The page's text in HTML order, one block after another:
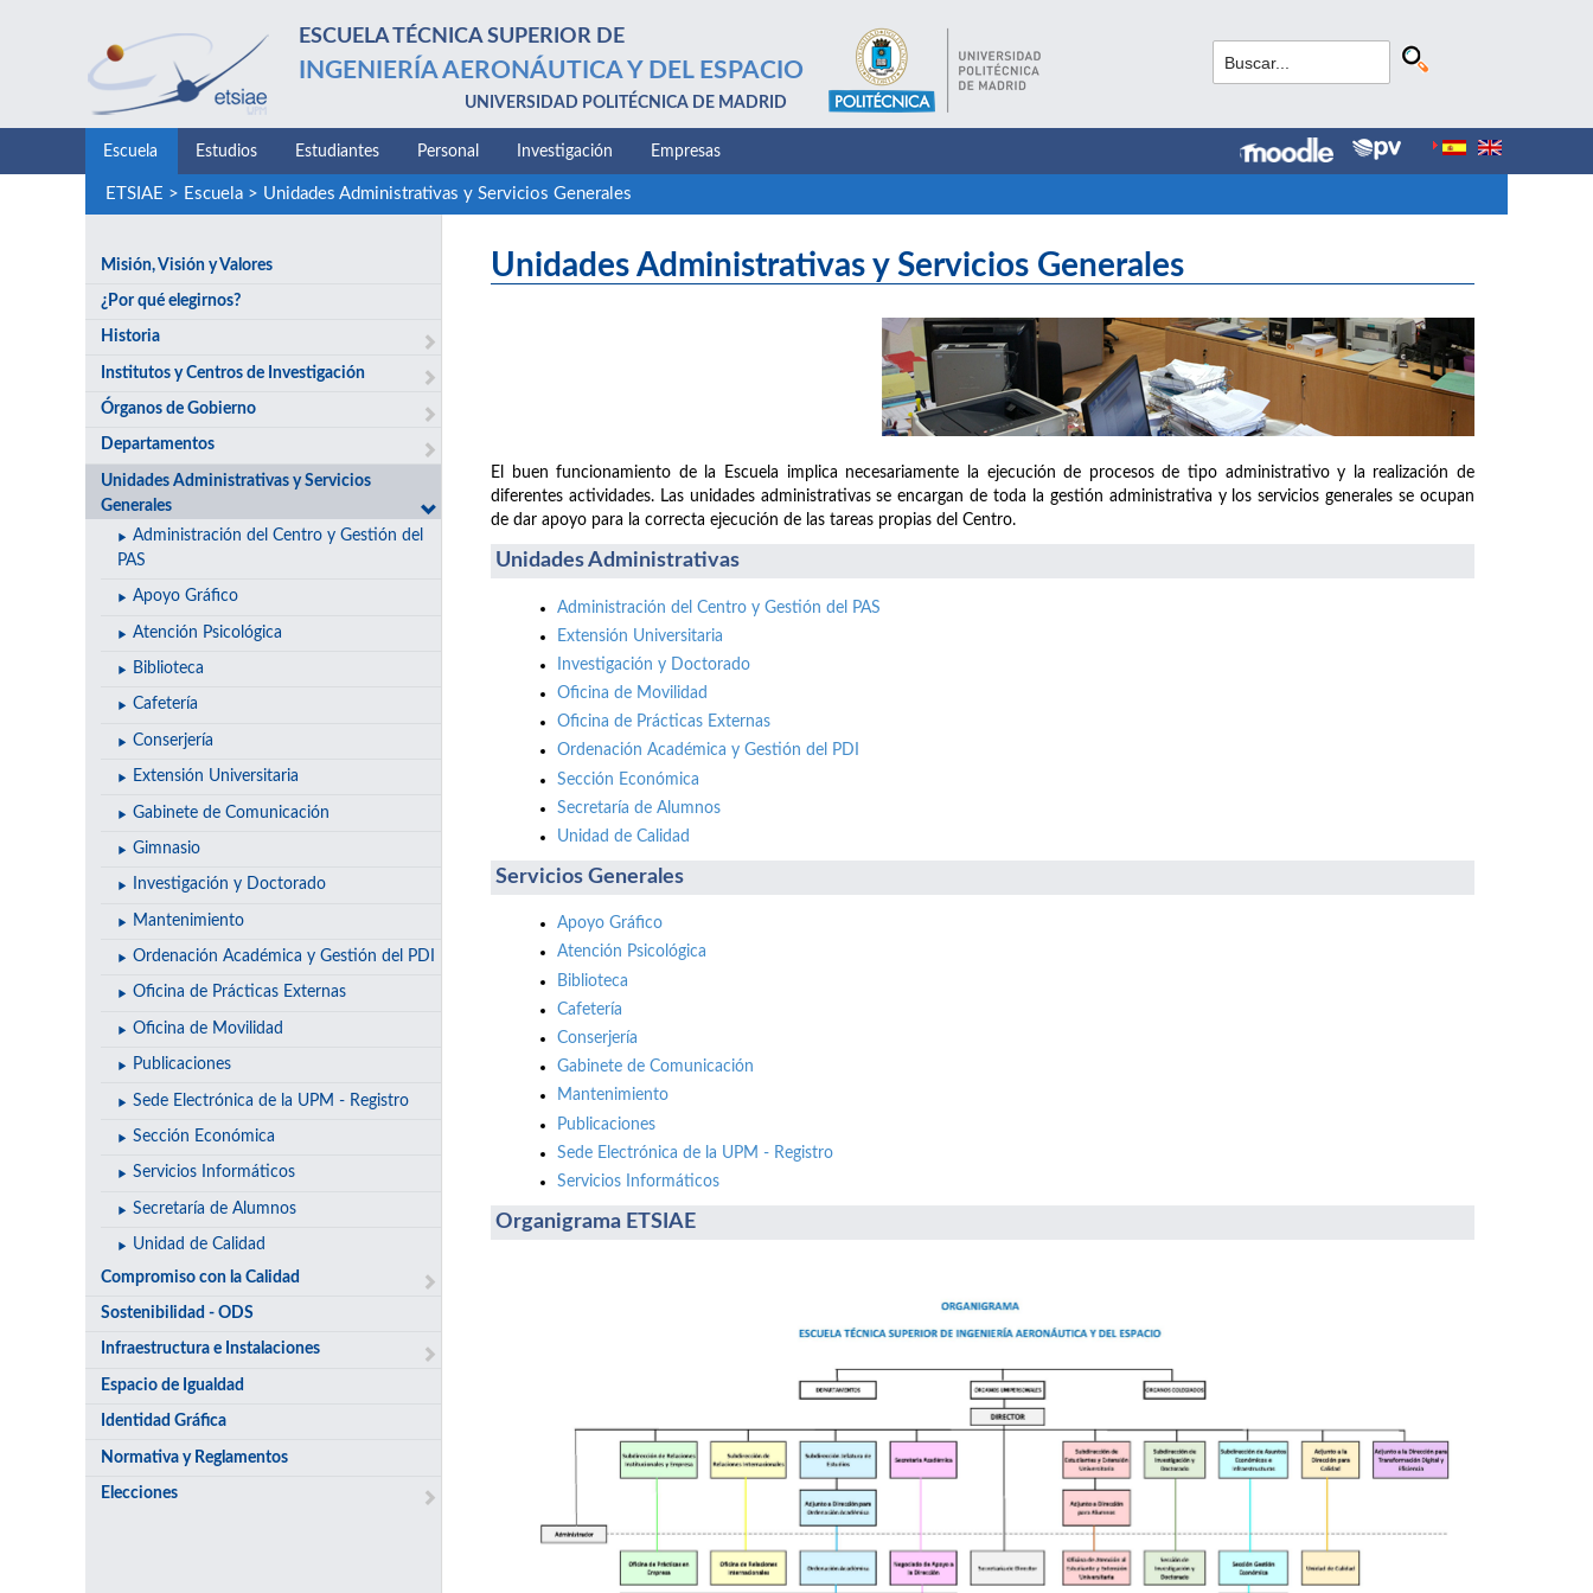
ESCUELA TÉCNICA SUPERIOR DE
INGENIERÍA AERONÁUTICA Y DEL ESPACIO
UNIVERSIDAD POLITÉCNICA DE MADRID
Escuela Estudios Estudiantes Personal Investigación Empresas
ETSIAE > Escuela> Unidades Administrativas y Servicios Generales
Misión, Visión y Valores
¿Por qué elegirnos?
Historia
Institutos y Centros de Investigación
Órganos de Gobierno
Departamentos
Unidades Administrativas y Servicios
Generales
Administración del Centro y Gestión del
PAS
Apoyo Gráfico
Atención Psicológica
Biblioteca
Cafetería
Conserjería
Extensión Universitaria
Gabinete de Comunicación
Gimnasio
Investigación y Doctorado
Mantenimiento
Ordenación Académica y Gestión del PDI
Oficina de Prácticas Externas
Oficina de Movilidad
Publicaciones
Sede Electrónica de la UPM - Registro
Sección Económica
Servicios Informáticos
Secretaría de Alumnos
Unidad de Calidad
Compromiso con la Calidad
Sostenibilidad - ODS
Infraestructura e Instalaciones
Espacio de Igualdad
Identidad Gráfica
Normativa y Reglamentos
Elecciones
Unidades Administrativas y Servicios Generales
El buen funcionamiento de la Escuela implica necesariamente la ejecución de procesos de tipo administrativo y la realización de
diferentes actividades. Las unidades administrativas se encargan de toda la gestión administrativa y los servicios generales se ocupan
de dar apoyo para la correcta ejecución de las tareas propias del Centro.
Unidades Administrativas
Administración del Centro y Gestión del PAS
Extensión Universitaria
Investigación y Doctorado
Oficina de Movilidad
Oficina de Prácticas Externas
Ordenación Académica y Gestión del PDI
Sección Económica
Secretaría de Alumnos
Unidad de Calidad
Servicios Generales
Apoyo Gráfico
Atención Psicológica
Biblioteca
Cafetería
Conserjería
Gabinete de Comunicación
Mantenimiento
Publicaciones
Sede Electrónica de la UPM - Registro
Servicios Informáticos
Organigrama ETSIAE